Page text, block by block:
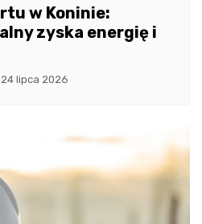
w Koninie:
zyska energię i
24 lipca 2026